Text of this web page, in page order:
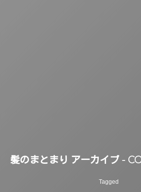
髪のまとまり アーカイブ -
Tagged